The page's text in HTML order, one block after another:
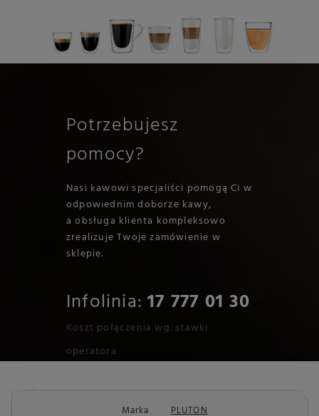
Potrzebujesz
pomocy?
Nasi kawowi specjaliści pomogą Ci w
odpowiednim doborze kawy,
a obsługa klienta kompleksowo
zrealizuje Twoje zamówienie w
sklepie.
Infolinia:17 777 01 30
Koszt połączenia wg. stawki
operatora
Marka PLUTON